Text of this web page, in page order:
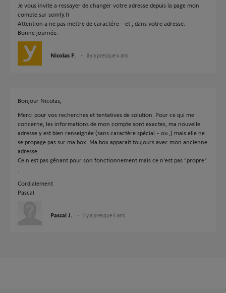
Je vous invite a ressayer de changer votre adresse depuis la page mon
compte sur somfy.fr
Attention a ne pas mettre de caractére - et , dans votre adresse.
Bonne journée.
Nicolas F. il y a presque 4 ans
Bonjour Nicolas,
Merci pour vos recherches et tentatives de solution. Pour ce qui me
concerne, les informations de mon compte sont exactes, ma nouvelle
adresse y est bien renseignée (sans caractère spécial - ou ,) mais elle ne
se propage pas sur ma box. Ma box apparait toujours avec mon ancienne
adresse.
Ce n'est pas gênant pour son fonctionnement mais ce n'est pas "propre"
Cordialement
Pascal
Pascal J. il y a presque 4 ans